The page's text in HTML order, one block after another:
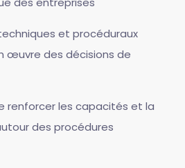
et procéduraux
œuvre des décisions de
renforcer les capacités et la
des procédures